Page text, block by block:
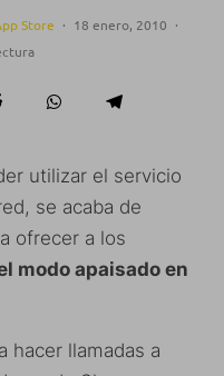
Store · 18 enero, 2010 ·
utilizar el servicio
se acaba de
ofrecer a los
modo apaisado en
hacer llamadas a